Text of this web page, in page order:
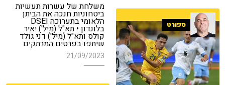
משלחת של עשרות תעשיות
ביטחוניות חנכה את הביתן
הלאומי בתערוכה DSEI
בלונדון • תא"ל (מיל') יאיר
קולס ותא"ל (מיל') דני גולד
שיתפו בפרטים המרתקים
21/09/2023
ספורט